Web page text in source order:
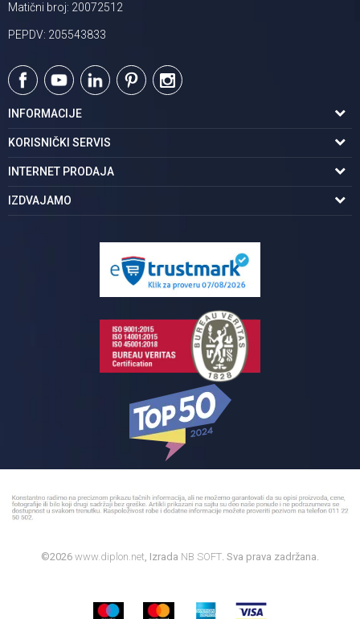
Matični broj: 20072512
PEPDV: 205543833
INFORMACIJE
O nama
Podaci o trgovcu
Karijera | postani deo tima
KORISNIČKI SERVIS
Uslovi korišćenja
Politika privatnosti
INTERNET PRODAJA
Kako kupiti
IZDVAJAMO
Pločice za kupatilo
©2026 www.diplon.net , Izrada NB SOFT . Sva prava zadržana.